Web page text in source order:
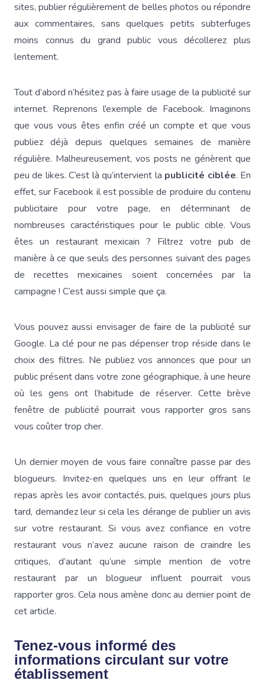
sites, publier régulièrement de belles photos ou répondre
aux commentaires, sans quelques petits subterfuges
moins connus du grand public vous décollerez plus
lentement.
Tout d’abord n’hésitez pas à faire usage de la publicité sur
internet. Reprenons l’exemple de Facebook. Imaginons
que vous vous êtes enfin créé un compte et que vous
publiez déjà depuis quelques semaines de manière
régulière. Malheureusement, vos posts ne génèrent que
peu de likes. C’est là qu’intervient la publicité ciblée. En
effet, sur Facebook il est possible de produire du contenu
publicitaire pour votre page, en déterminant de
nombreuses caractéristiques pour le public cible. Vous
êtes un restaurant mexicain ? Filtrez votre pub de
manière à ce que seuls des personnes suivant des pages
de recettes mexicaines soient concernées par la
campagne ! C’est aussi simple que ça.
Vous pouvez aussi envisager de faire de la publicité sur
Google. La clé pour ne pas dépenser trop réside dans le
choix des filtres. Ne publiez vos annonces que pour un
public présent dans votre zone géographique, à une heure
où les gens ont l’habitude de réserver. Cette brève
fenêtre de publicité pourrait vous rapporter gros sans
vous coûter trop cher.
Un dernier moyen de vous faire connaître passe par des
blogueurs. Invitez-en quelques uns en leur offrant le
repas après les avoir contactés, puis, quelques jours plus
tard, demandez leur si cela les dérange de publier un avis
sur votre restaurant. Si vous avez confiance en votre
restaurant vous n’avez aucune raison de craindre les
critiques, d’autant qu’une simple mention de votre
restaurant par un blogueur influent pourrait vous
rapporter gros. Cela nous amène donc au dernier point de
cet article.
Tenez-vous informé des
informations circulant sur votre
établissement